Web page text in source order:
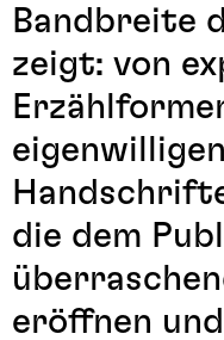
Bandbreite
zeigt: von
die dem
eröffnen